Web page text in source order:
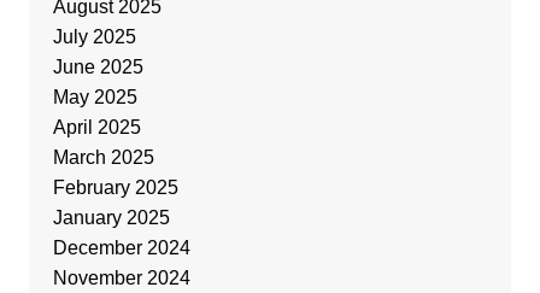
August 2025
July 2025
June 2025
May 2025
April 2025
March 2025
February 2025
January 2025
December 2024
November 2024